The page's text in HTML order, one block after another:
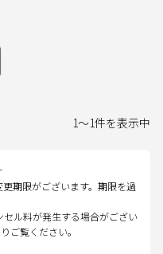
1～1件を表示中
期限がございます。期限を過
ル料が発生する場合がござい
ご覧ください。